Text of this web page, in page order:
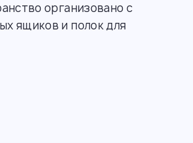
организовано с
ящиков и полок для